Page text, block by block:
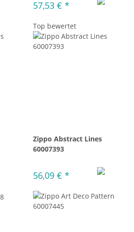
57,53 € *
Top bewertet
Zippo Abstract Lines
60007393
56,09 € *